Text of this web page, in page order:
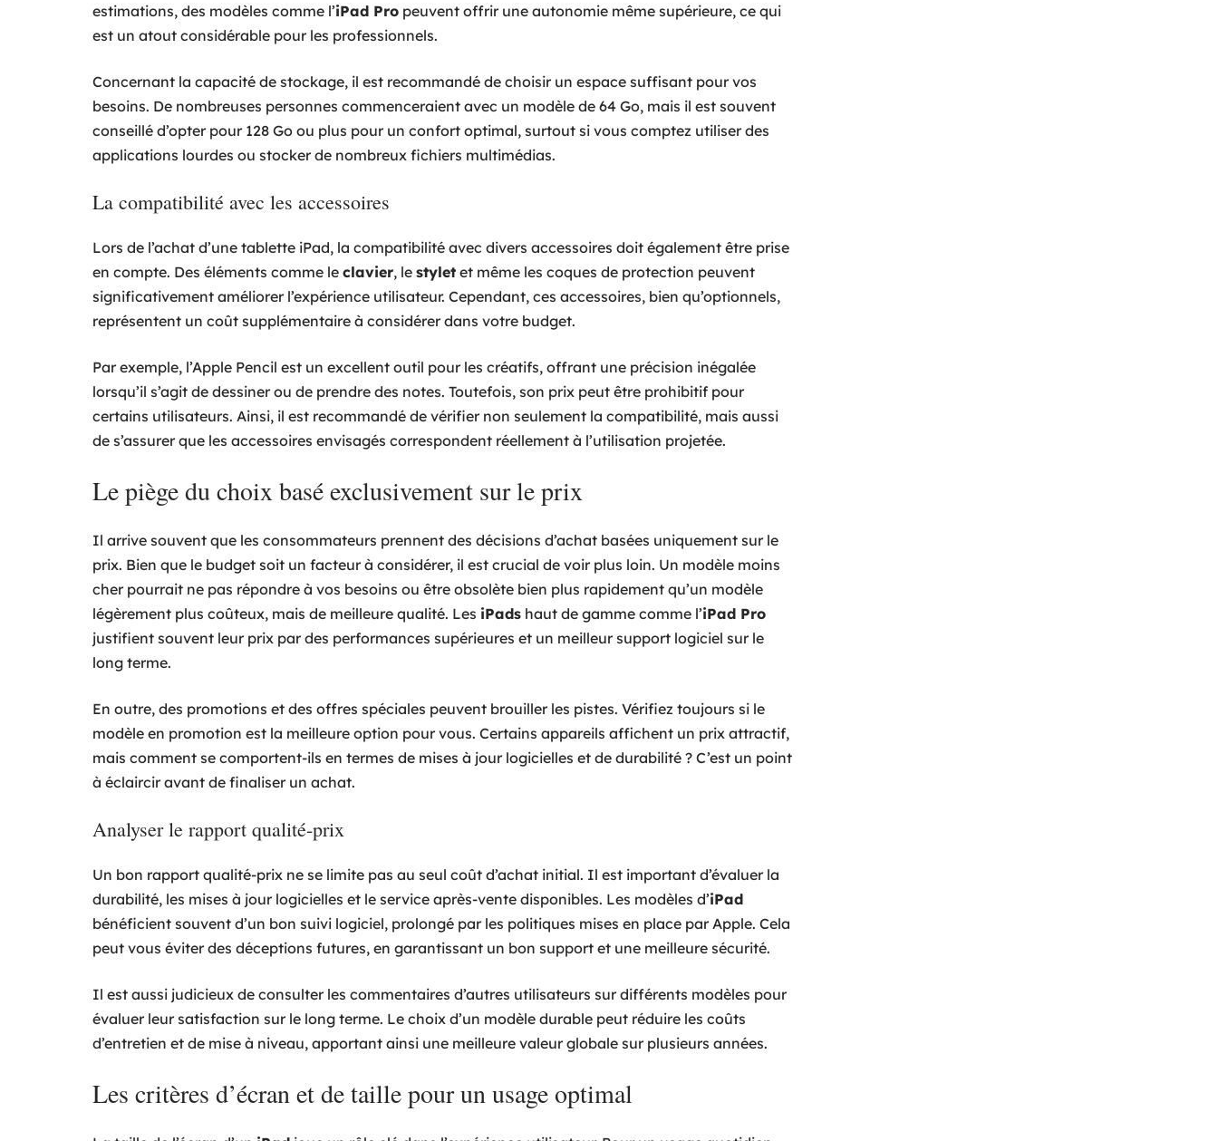
estimations, des modèles comme l’iPad Pro peuvent offrir une autonomie même supérieure, ce qui
est un atout considérable pour les professionnels.
Concernant la capacité de stockage, il est recommandé de choisir un espace suffisant pour vos
besoins. De nombreuses personnes commenceraient avec un modèle de 64 Go, mais il est souvent
conseillé d’opter pour 128 Go ou plus pour un confort optimal, surtout si vous comptez utiliser des
applications lourdes ou stocker de nombreux fichiers multimédias.
La compatibilité avec les accessoires
Lors de l’achat d’une tablette iPad, la compatibilité avec divers accessoires doit également être prise
en compte. Des éléments comme le clavier, le stylet et même les coques de protection peuvent
significativement améliorer l’expérience utilisateur. Cependant, ces accessoires, bien qu’optionnels,
représentent un coût supplémentaire à considérer dans votre budget.
Par exemple, l’Apple Pencil est un excellent outil pour les créatifs, offrant une précision inégalée
lorsqu’il s’agit de dessiner ou de prendre des notes. Toutefois, son prix peut être prohibitif pour
certains utilisateurs. Ainsi, il est recommandé de vérifier non seulement la compatibilité, mais aussi
de s’assurer que les accessoires envisagés correspondent réellement à l’utilisation projetée.
Le piège du choix basé exclusivement sur le prix
Il arrive souvent que les consommateurs prennent des décisions d’achat basées uniquement sur le
prix. Bien que le budget soit un facteur à considérer, il est crucial de voir plus loin. Un modèle moins
cher pourrait ne pas répondre à vos besoins ou être obsolète bien plus rapidement qu’un modèle
légèrement plus coûteux, mais de meilleure qualité. Les iPads haut de gamme comme l’iPad Pro
justifient souvent leur prix par des performances supérieures et un meilleur support logiciel sur le
long terme.
En outre, des promotions et des offres spéciales peuvent brouiller les pistes. Vérifiez toujours si le
modèle en promotion est la meilleure option pour vous. Certains appareils affichent un prix attractif,
mais comment se comportent-ils en termes de mises à jour logicielles et de durabilité ? C’est un point
à éclaircir avant de finaliser un achat.
Analyser le rapport qualité-prix
Un bon rapport qualité-prix ne se limite pas au seul coût d’achat initial. Il est important d’évaluer la
durabilité, les mises à jour logicielles et le service après-vente disponibles. Les modèles d’iPad
bénéficient souvent d’un bon suivi logiciel, prolongé par les politiques mises en place par Apple. Cela
peut vous éviter des déceptions futures, en garantissant un bon support et une meilleure sécurité.
Il est aussi judicieux de consulter les commentaires d’autres utilisateurs sur différents modèles pour
évaluer leur satisfaction sur le long terme. Le choix d’un modèle durable peut réduire les coûts
d’entretien et de mise à niveau, apportant ainsi une meilleure valeur globale sur plusieurs années.
Les critères d’écran et de taille pour un usage optimal